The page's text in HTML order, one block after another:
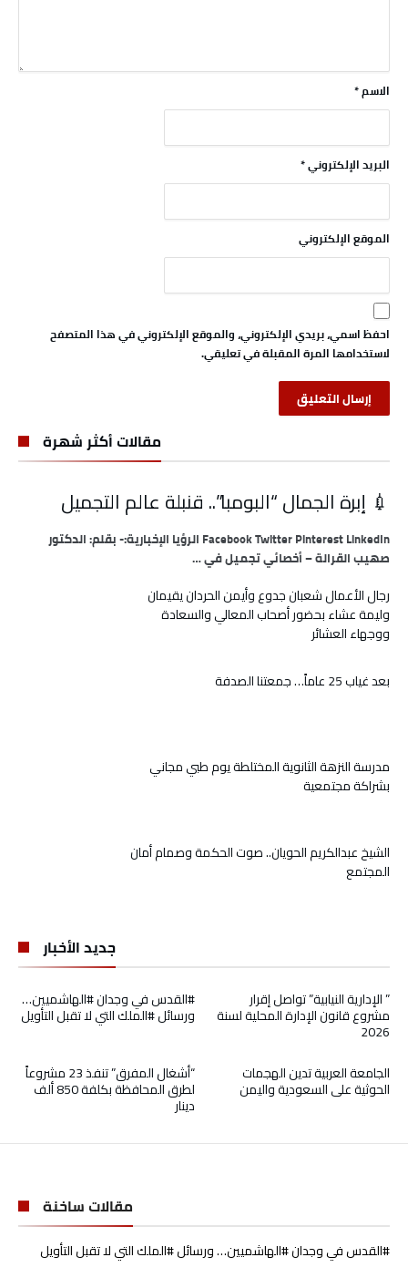
الاسم*
البريد الإلكتروني*
الموقع الإلكتروني
احفظ اسمي، بريدي الإلكتروني، والموقع الإلكتروني في هذا المتصفح
لاستخدامها المرة المقبلة في تعليقي.
مقالات أكثر شهرة
💉 إبرة الجمال “البومبا”.. قنبلة عالم التجميل
Facebook Twitter Pinterest LinkedIn الرؤيا الإخبارية:- بقلم: الدكتور
صهيب القرالة – أخصائي تجميل في …
رجال الأعمال شعبان جدوع وأيمن الحردان يقيمان
وليمة عشاء بحضور أصحاب المعالي والسعادة
ووجهاء العشائر
بعد غياب 25 عاماً… جمعتنا الصدفة
مدرسة النزهة الثانوية المختلطة يوم طبي مجاني
بشراكة مجتمعية
الشيخ عبدالكريم الحويان.. صوت الحكمة وصمام أمان
المجتمع
جديد الأخبار
#القدس في وجدان #الهاشميين…
ورسائل #الملك التي لا تقبل التأويل
” الإدارية النيابية” تواصل إقرار
مشروع قانون الإدارة المحلية لسنة
2026
“أشغال المفرق” تنفذ 23 مشروعاً
لطرق المحافظة بكلفة 850 ألف
دينار
الجامعة العربية تدين الهجمات
الحوثية على السعودية واليمن
مقالات ساخنة
#القدس في وجدان #الهاشميين… ورسائل #الملك التي لا تقبل التأويل